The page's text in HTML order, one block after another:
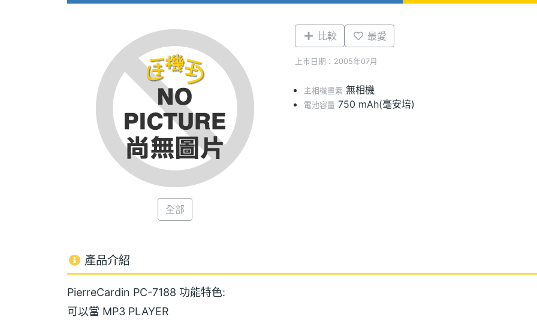
全部
比較 最愛
上市日期：2005年07月
主相機畫素 無相機
電池容量 750 mAh(毫安培)
產品介紹
PierreCardin PC-7188 功能特色:
可以當 MP3 PLAYER